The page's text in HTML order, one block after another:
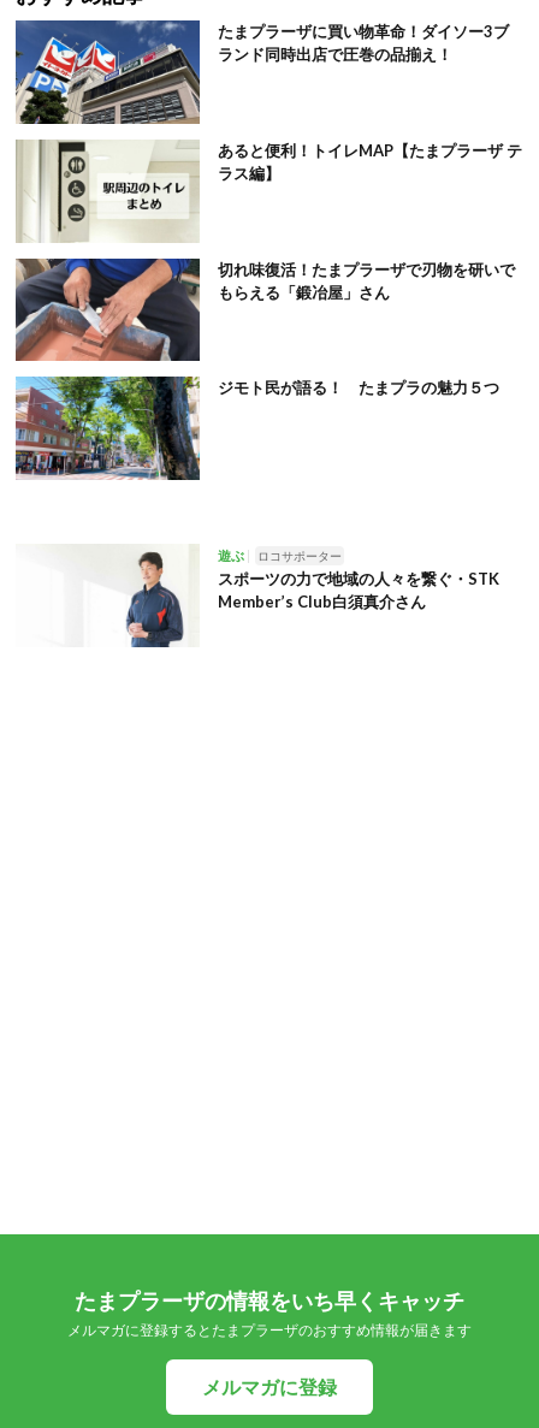
たまプラーザに買い物革命！ダイソー3ブ
ランド同時出店で圧巻の品揃え！
あると便利！トイレMAP【たまプラーザ テ
ラス編】
切れ味復活！たまプラーザで刃物を研いで
もらえる「鍛冶屋」さん
ジモト民が語る！ たまプラの魅力５つ
遊ぶ ロコサポーター
スポーツの力で地域の人々を繋ぐ・STK
Member’s Club白須真介さん
たまプラーザの情報をいち早くキャッチ
メルマガに登録するとたまプラーザのおすすめ情報が届きます
メルマガに登録